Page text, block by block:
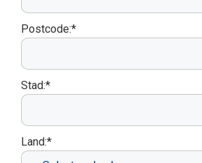
Postcode:*
Stad:*
Land:*